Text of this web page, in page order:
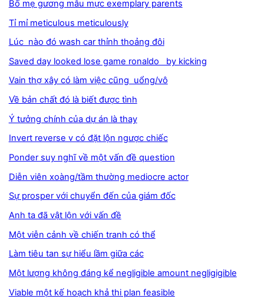
Bố mẹ gương mẫu mực exemplary parents
Tỉ mỉ meticulous meticulously
Lúc nào đó wash car thỉnh thoảng đôi
Saved day looked lose game ronaldo by kicking
Vain thợ xây có làm việc cũng uổng/vô
Về bản chất đó là biết được tình
Ý tưởng chính của dự án là thay
Invert reverse v có đặt lộn ngược chiếc
Ponder suy nghĩ về một vấn đề question
Diễn viên xoàng/tầm thường mediocre actor
Sự prosper với chuyển đến của giám đốc
Anh ta đã vật lộn với vấn đề
Một viễn cảnh về chiến tranh có thể
Làm tiêu tan sự hiểu lầm giữa các
Một lượng không đáng kể negligible amount negligigible
Viable một kế hoạch khả thi plan feasible